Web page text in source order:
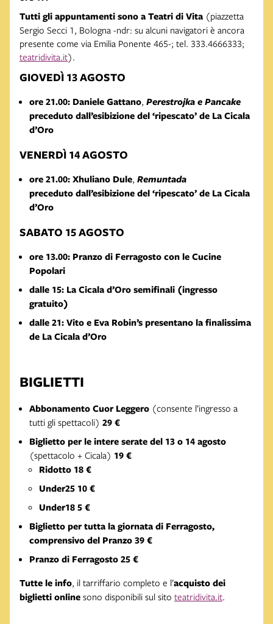
Tutti gli appuntamenti sono aTeatri di Vita (piazzetta
Sergio Secci 1, Bologna -ndr: su alcuni navigatori è ancora
presente come via Emilia Ponente 465-; tel. 333.4666333;
teatridivita.it).
GIOVEDÌ 13 AGOSTO
ore 21.00: Daniele Gattano, Perestrojka e Pancake
preceduto dall’esibizione del ‘ripescato’ de La Cicala
d’Oro
VENERDÌ 14 AGOSTO
ore 21.00: Xhuliano Dule, Remuntada
preceduto dall’esibizione del ‘ripescato’ de La Cicala
d’Oro
SABATO 15 AGOSTO
ore 13.00: Pranzo di Ferragosto con le Cucine
Popolari
dalle 15: La Cicala d’Oro semifinali (ingresso
gratuito)
dalle 21: Vito e Eva Robin’s presentano la finalissima
de La Cicala d’Oro
BIGLIETTI
Abbonamento Cuor Leggero (consente l’ingresso a
tutti gli spettacoli) 29 €
Biglietto per le intere serate del 13 o 14 agosto
(spettacolo + Cicala) 19 €
Ridotto 18 €
Under25 10 €
Under18 5 €
Biglietto per tutta la giornata di Ferragosto,
comprensivo del Pranzo 39 €
Pranzo di Ferragosto 25 €
Tutte le info, il tarriffario completo e l’acquisto dei
biglietti online sono disponibili sul sito teatridivita.it.